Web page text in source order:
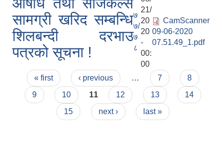
सामग्री खरिद सम्बन्धि
शिलबन्दी दरभाउ
पत्रको सूचना !
७
७/
७
८
21/
20
20
-
00:
00
CamScanner
09-06-2020
07.51.49_1.pdf
Pages
« first ‹ previous … 7
8
9
10 11 12 13
14
15
next › last »